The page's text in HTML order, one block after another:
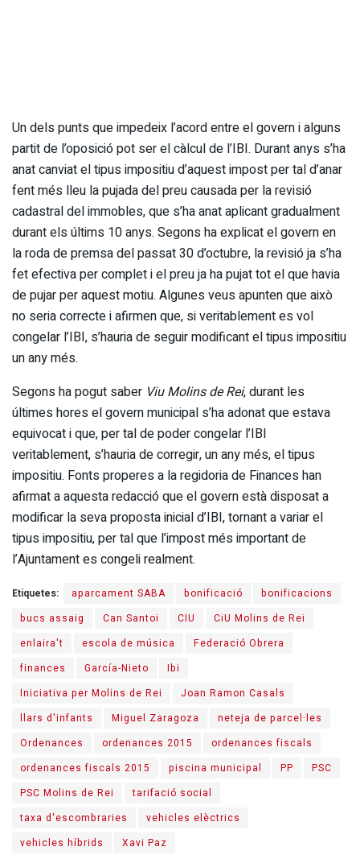
Un dels punts que impedeix l’acord entre el govern i alguns
partit de l’oposició pot ser el càlcul de l’IBI. Durant anys s’ha
anat canviat el tipus impositiu d’aquest impost per tal d’anar
fent més lleu la pujada del preu causada per la revisió
cadastral del immobles, que s’ha anat aplicant gradualment
durant els últims 10 anys. Segons ha explicat el govern en
la roda de premsa del passat 30 d’octubre, la revisió ja s’ha
fet efectiva per complet i el preu ja ha pujat tot el que havia
de pujar per aquest motiu. Algunes veus apunten que això
no seria correcte i afirmen que, si veritablement es vol
congelar l’IBI, s’hauria de seguir modificant el tipus impositiu
un any més.
Segons ha pogut saber Viu Molins de Rei, durant les
últimes hores el govern municipal s’ha adonat que estava
equivocat i que, per tal de poder congelar l’IBI
veritablement, s’hauria de corregir, un any més, el tipus
impositiu. Fonts properes a la regidoria de Finances han
afirmat a aquesta redacció que el govern està disposat a
modificar la seva proposta inicial d’IBI, tornant a variar el
tipus impositiu, per tal que l’impost més important de
l’Ajuntament es congeli realment.
Etiquetes: aparcament SABA bonificació
bonificacions
bucs assaig
Can Santoi CIU
CiU Molins de Rei
enlaira't
escola de música
Federació Obrera
finances
García-Nieto
Ibi
Iniciativa per Molins de Rei
Joan Ramon Casals
llars d'infants
Miguel Zaragoza
neteja de parcel·les
Ordenances
ordenances 2015
ordenances fiscals
ordenances fiscals 2015
piscina municipal PP
PSC
PSC Molins de Rei
tarifació social
taxa d'escombraries
vehicles elèctrics
vehicles híbrids
Xavi Paz